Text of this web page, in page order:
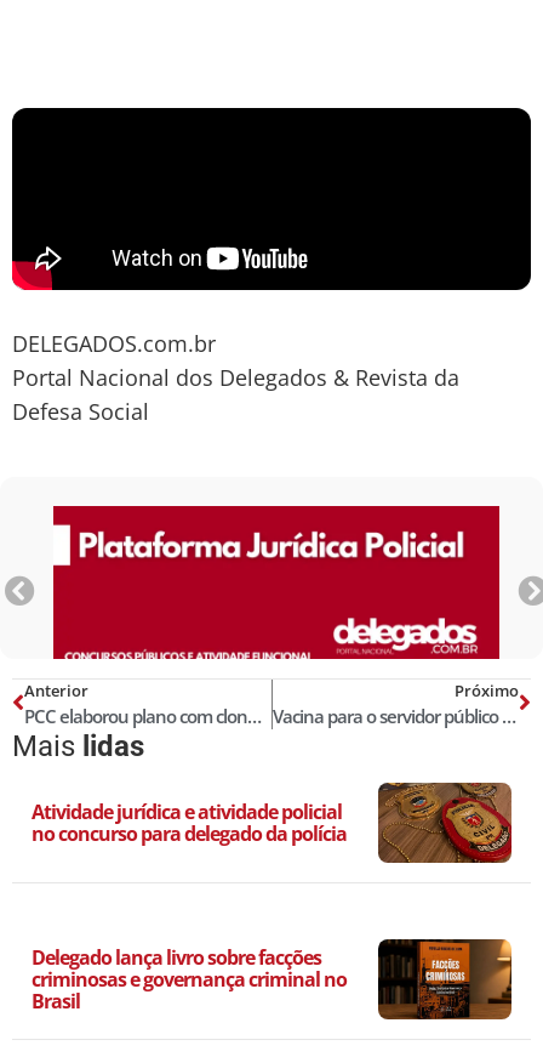
DELEGADOS.com.br
Portal Nacional dos Delegados & Revista da
Defesa Social
Anterior
PCC elaborou plano com clonagem de carro da PF para tentar matar delegado
Próximo
Vacina para o servidor público se proteger contra a corregedoria
Mais lidas
Atividade jurídica e atividade policial
no concurso para delegado da polícia
Delegado lança livro sobre facções
criminosas e governança criminal no
Brasil